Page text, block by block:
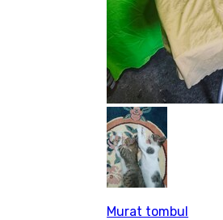
Murat tombul